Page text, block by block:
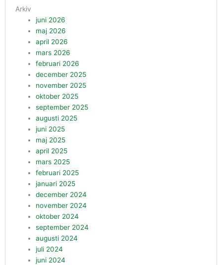
Arkiv
juni 2026
maj 2026
april 2026
mars 2026
februari 2026
december 2025
november 2025
oktober 2025
september 2025
augusti 2025
juni 2025
maj 2025
april 2025
mars 2025
februari 2025
januari 2025
december 2024
november 2024
oktober 2024
september 2024
augusti 2024
juli 2024
juni 2024